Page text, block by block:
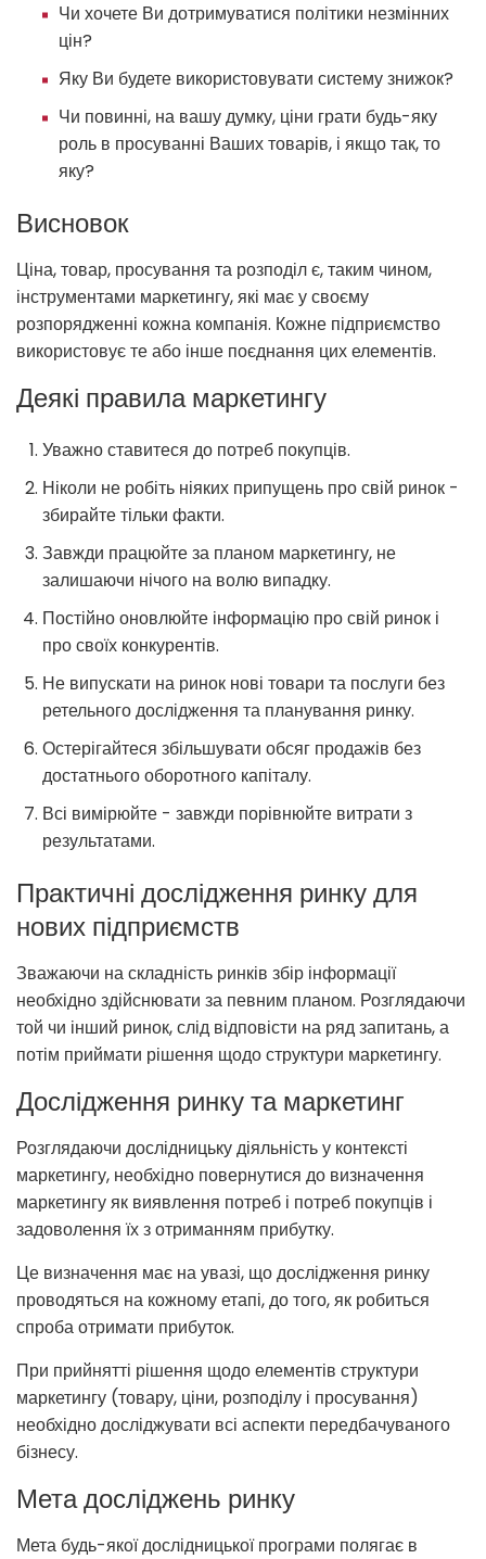
Чи хочете Ви дотримуватися політики незмінних
цін?
Яку Ви будете використовувати систему знижок?
Чи повинні, на вашу думку, ціни грати будь-яку
роль в просуванні Ваших товарів, і якщо так, то
яку?
Висновок
Ціна, товар, просування та розподіл є, таким чином,
інструментами маркетингу, які має у своєму
розпорядженні кожна компанія. Кожне підприємство
використовує те або інше поєднання цих елементів.
Деякі правила маркетингу
Уважно ставитеся до потреб покупців.
Ніколи не робіть ніяких припущень про свій ринок -
збирайте тільки факти.
Завжди працюйте за планом маркетингу, не
залишаючи нічого на волю випадку.
Постійно оновлюйте інформацію про свій ринок і
про своїх конкурентів.
Не випускати на ринок нові товари та послуги без
ретельного дослідження та планування ринку.
Остерігайтеся збільшувати обсяг продажів без
достатнього оборотного капіталу.
Всі вимірюйте - завжди порівнюйте витрати з
результатами.
Практичні дослідження ринку для
нових підприємств
Зважаючи на складність ринків збір інформації
необхідно здійснювати за певним планом. Розглядаючи
той чи інший ринок, слід відповісти на ряд запитань, а
потім приймати рішення щодо структури маркетингу.
Дослідження ринку та маркетинг
Розглядаючи дослідницьку діяльність у контексті
маркетингу, необхідно повернутися до визначення
маркетингу як виявлення потреб і потреб покупців і
задоволення їх з отриманням прибутку.
Це визначення має на увазі, що дослідження ринку
проводяться на кожному етапі, до того, як робиться
спроба отримати прибуток.
При прийнятті рішення щодо елементів структури
маркетингу (товару, ціни, розподілу і просування)
необхідно досліджувати всі аспекти передбачуваного
бізнесу.
Мета досліджень ринку
Мета будь-якої дослідницької програми полягає в